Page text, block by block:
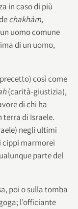
in caso di più
chakhàm,
uomo comune
di un uomo,
così come
(carità-giustizia),
di chi ha
terra di Israele.
negli ultimi
cippi marmorei
parte del
poi o sulla tomba
l’officiante